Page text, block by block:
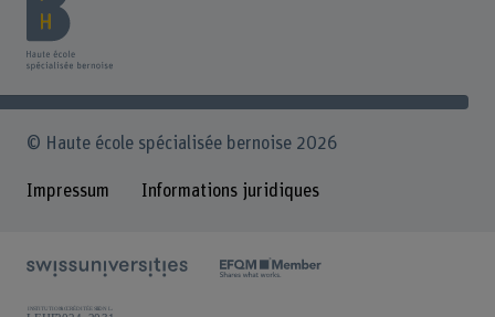
© Haute école spécialisée bernoise 2026
Impressum Informations juridiques